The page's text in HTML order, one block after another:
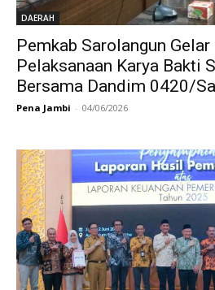
DAERAH
Pemkab Sarolangun Gelar
Pelaksanaan Karya Bakti
Bersama Dandim 0420/
Pena Jambi - 04/06/2026